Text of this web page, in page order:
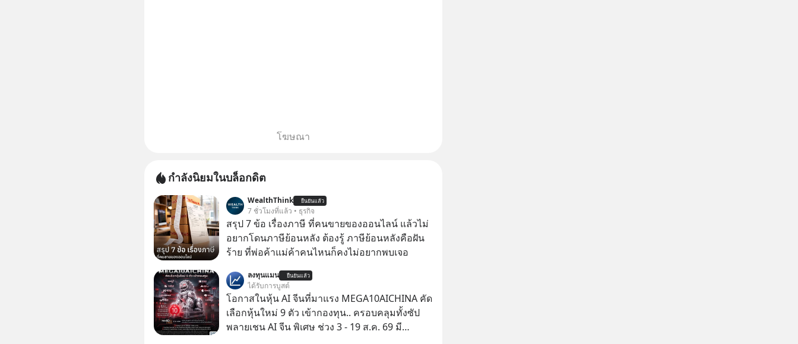
โฆษณา
กำลังนิยมในบล็อกดิต
WealthThink ยืนยันแล้ว
7 ชั่วโมงที่แล้ว • ธุรกิจ
สรุป 7 ข้อ เรื่องภาษี ที่คนขายของออนไลน์ แล้วไม่
อยากโดนภาษีย้อนหลัง ต้องรู้ ภาษีย้อนหลังคือฝัน
ร้าย ที่พ่อค้าแม่ค้าคนไหนก็คงไม่อยากพบเจอ
ลงทุนแมน ยืนยันแล้ว
ได้รับการบูสต์
โอกาสในหุ้น AI จีนที่มาแรง MEGA10AICHINA คัด
เลือกหุ้นใหม่ 9 ตัว เข้ากองทุน.. ครอบคลุมทั้งซัป
พลายเชน AI จีน พิเศษ ช่วง 3 - 19 ส.ค. 69 มี